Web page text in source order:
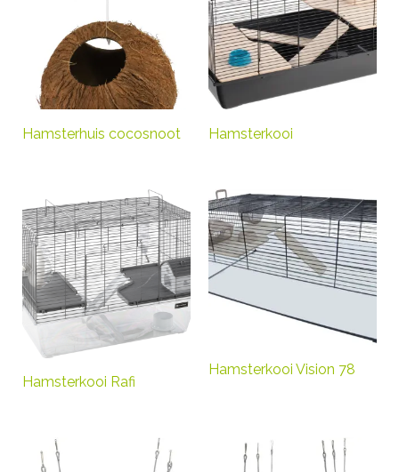
Hamsterhuis cocosnoot Hamsterkooi
Hamsterkooi Rafi
Hamsterkooi Vision 78